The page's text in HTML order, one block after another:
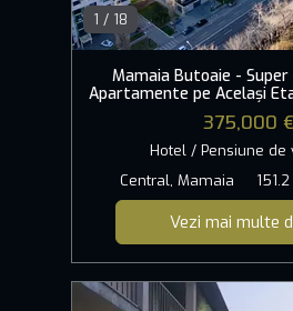
1 / 18
Mamaia Butoaie -
Apartamente pe Același
375,000 €
Hotel / Pensiune de
Central, Mamaia
Vezi mai multe